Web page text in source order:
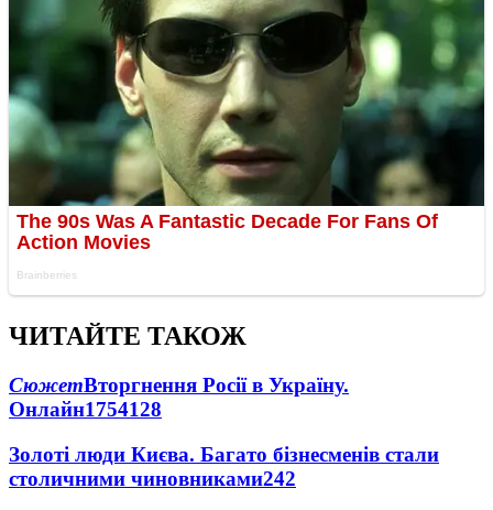
ЧИТАЙТЕ ТАКОЖ
СюжетВторгнення Росії в Україну.
Онлайн1754128
Золоті люди Києва. Багато бізнесменів стали
столичними чиновниками242